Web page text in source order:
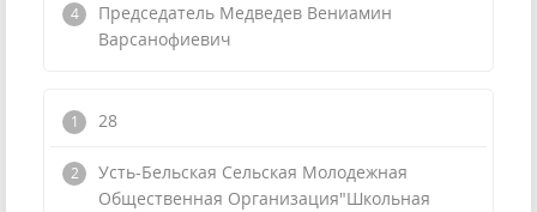
Председатель Медведев Вениамин
Варсанофиевич
28
Усть-Бельская Сельская Молодежная
Общественная Организация"Школьная